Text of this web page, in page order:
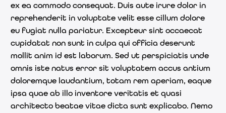
ex ea commodo consequat. Duis aute irure dolor in
reprehenderit in voluptate velit esse cillum dolore
eu fugiat nulla pariatur. Excepteur sint occaecat
cupidatat non sunt in culpa qui officia deserunt
mollit anim id est laborum. Sed ut perspiciatis unde
omnis iste natus error sit voluptatem accus antium
doloremque laudantium, totam rem aperiam, eaque
ipsa quae ab illo inventore veritatis et quasi
architecto beatae vitae dicta sunt explicabo. Nemo